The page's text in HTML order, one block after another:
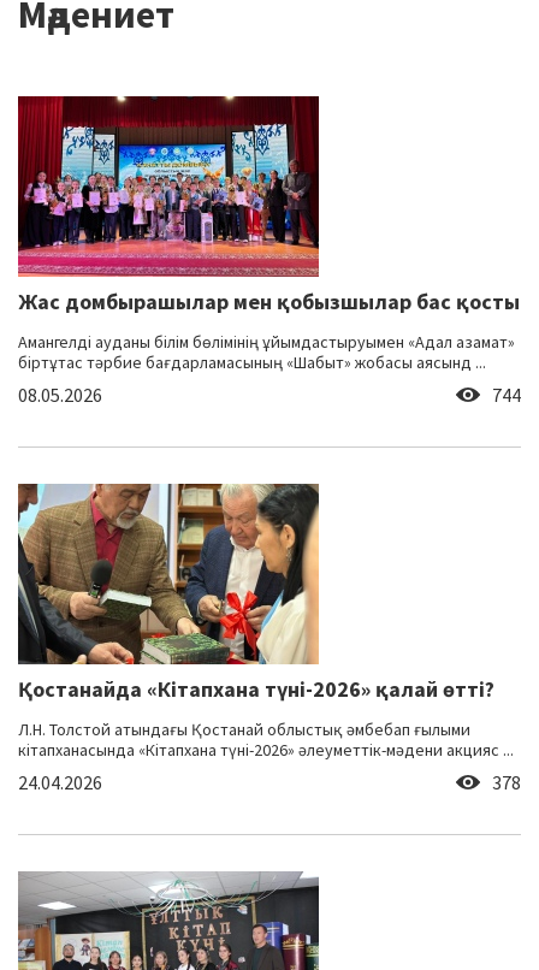
Мәдениет
Жас домбырашылар мен қобызшылар бас қосты
Амангелді ауданы білім бөлімінің ұйымдастыруымен «Адал азамат»
біртұтас тәрбие бағдарламасының «Шабыт» жобасы аясынд ...
08.05.2026 744
Қостанайда «Кітапхана түні-2026» қалай өтті?
Л.Н. Толстой атындағы Қостанай облыстық әмбебап ғылыми
кітапханасында «Кітапхана түні-2026» әлеуметтік-мәдени акцияс ...
24.04.2026 378